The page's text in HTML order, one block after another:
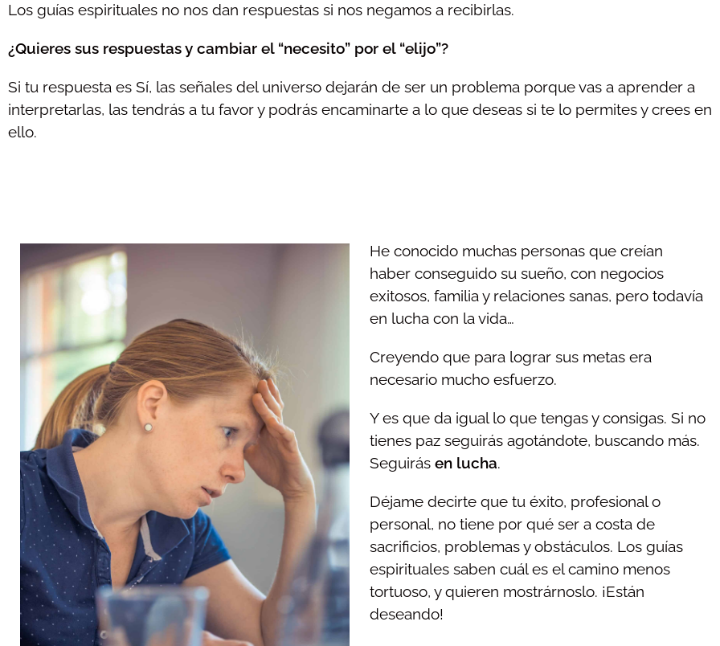
Los guías espirituales no nos dan respuestas si nos negamos a recibirlas.
¿Quieres sus respuestas y cambiar el “necesito” por el “elijo”?
Si tu respuesta es Sí, las señales del universo dejarán de ser un problema porque vas a aprender a
interpretarlas, las tendrás a tu favor y podrás encaminarte a lo que deseas si te lo permites y crees en
ello.
He conocido muchas personas que creían
haber conseguido su sueño, con negocios
exitosos, familia y relaciones sanas, pero todavía
en lucha con la vida…
Creyendo que para lograr sus metas era
necesario mucho esfuerzo.
Y es que da igual lo que tengas y consigas. Si no
tienes paz seguirás agotándote, buscando más.
Seguirás en lucha.
Déjame decirte que tu éxito, profesional o
personal, no tiene por qué ser a costa de
sacrificios, problemas y obstáculos. Los guías
espirituales saben cuál es el camino menos
tortuoso, y quieren mostrárnoslo. ¡Están
deseando!